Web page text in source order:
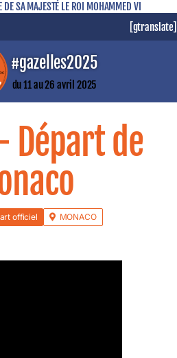
DE SA MAJESTÉ LE ROI MOHAMMED VI
[gtranslate]
#gazelles2025
du 11 au 26 avril 2025
Départ de
officiel MONACO